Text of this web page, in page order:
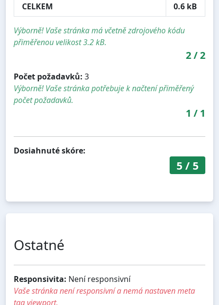
CELKEM
0.6 kB
Výborně! Vaše stránka má včetně zdrojového kódu
přiměřenou velikost 3.2 kB.
2/2
Počet požadavků: 3
Výborně! Vaše stránka potřebuje k načtení přiměřený
počet požadavků.
1 / 1
Dosiahnuté skóre:
5/ 5
Ostatné
Responsivita: Není responsivní
Vaše stránka není responsivní a nemá nastaven meta
tag viewport.